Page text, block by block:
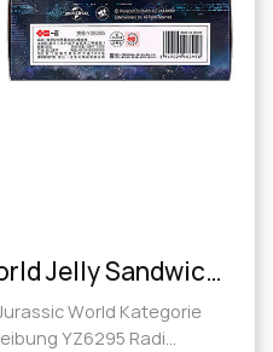
YZ6295 Jurassic World Jelly Sandwich Radiergummi
Radiergummi Beschreibung YZ6295 Radi...